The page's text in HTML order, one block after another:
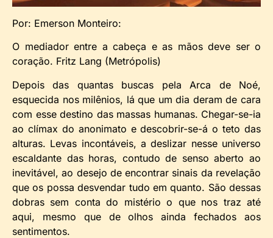
Por: Emerson Monteiro:
O mediador entre a cabeça e as mãos deve ser o
coração. Fritz Lang (Metrópolis)
Depois das quantas buscas pela Arca de Noé,
esquecida nos milênios, lá que um dia deram de cara
com esse destino das massas humanas. Chegar-se-ia
ao clímax do anonimato e descobrir-se-á o teto das
alturas. Levas incontáveis, a deslizar nesse universo
escaldante das horas, contudo de senso aberto ao
inevitável, ao desejo de encontrar sinais da revelação
que os possa desvendar tudo em quanto. São dessas
dobras sem conta do mistério o que nos traz até
aqui, mesmo que de olhos ainda fechados aos
sentimentos.